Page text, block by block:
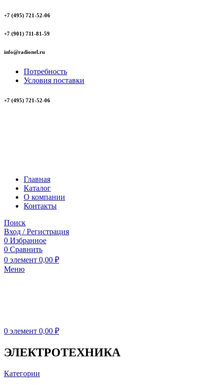
+7 (495) 721-52-06
+7 (901) 711-81-59
info@radionel.ru
Потребность
Условия поставки
+7 (495) 721-52-06
Главная
Каталог
О компании
Контакты
Поиск
Вход / Регистрация
0 Избранное
0 Сравнить
0 элемент 0,00 ₽
Меню
0 элемент 0,00 ₽
ЭЛЕКТРОТЕХНИКА
Категории